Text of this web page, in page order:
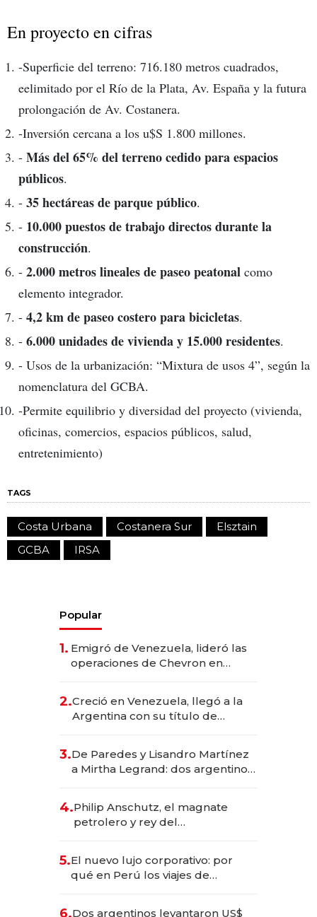
En proyecto en cifras
-Superficie del terreno: 716.180 metros cuadrados,
eelimitado por el Río de la Plata, Av. España y la futura
prolongación de Av. Costanera.
-Inversión cercana a los u$S 1.800 millones.
- Más del 65% del terreno cedido para espacios
públicos.
- 35 hectáreas de parque público.
- 10.000 puestos de trabajo directos durante la
construcción.
- 2.000 metros lineales de paseo peatonal como
elemento integrador.
- 4,2 km de paseo costero para bicicletas.
- 6.000 unidades de vivienda y 15.000 residentes.
- Usos de la urbanización: “Mixtura de usos 4”, según la
nomenclatura del GCBA.
-Permite equilibrio y diversidad del proyecto (vivienda,
oficinas, comercios, espacios públicos, salud,
entretenimiento)
TAGS
Costa Urbana Costanera Sur
Elsztain
GCBA
IRSA
Popular
1. Emigró de Venezuela, lideró las
operaciones de Chevron en
2.Creció en Venezuela, llegó a la
Argentina con su título de
las marcas "fast premium"
3.De Paredes y Lisandro Martínez
a Mirtha Legrand: dos argentinos
4.Philip Anschutz, el magnate
petrolero y rey del
Fénix
5.El nuevo lujo corporativo: por
qué en Perú los viajes de
para convertirse en experiencias
6.Dos argentinos levantaron US$